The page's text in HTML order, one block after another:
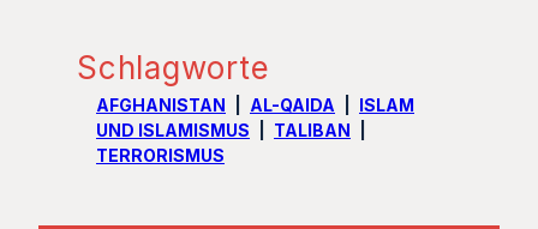
Schlagworte
AFGHANISTAN AL-QAIDA
ISLAM
UND ISLAMISMUS
TALIBAN
TERRORISMUS